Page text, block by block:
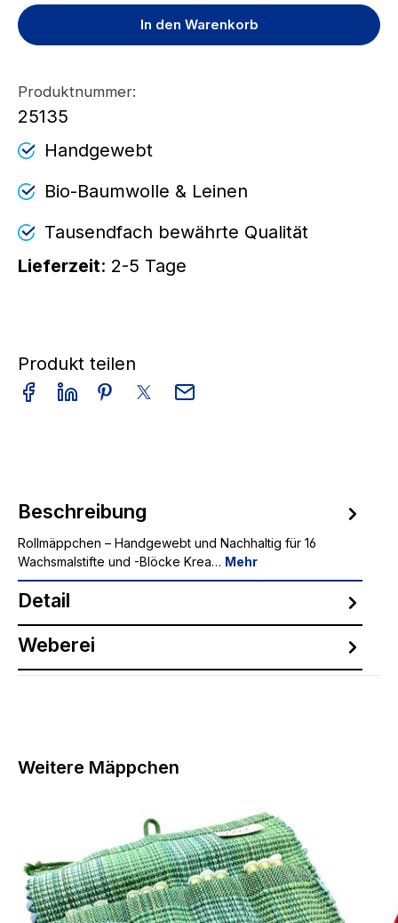
In den Warenkorb
Produktnummer:
25135
Handgewebt
Bio-Baumwolle & Leinen
Tausendfach bewährte Qualität
Lieferzeit: 2-5 Tage
Produkt teilen
Beschreibung
Rollmäppchen – Handgewebt und Nachhaltig für 16
Wachsmalstifte und -Blöcke Krea… Mehr
Detail
Weberei
Produktgalerie überspringen
Weitere Mäppchen